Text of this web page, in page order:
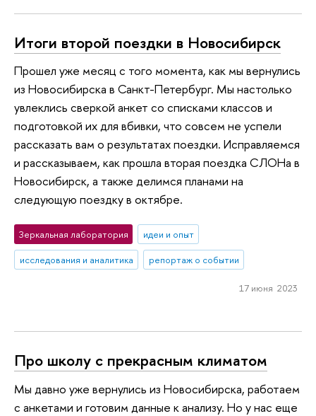
Итоги второй поездки в Новосибирск
Прошел уже месяц с того момента, как мы вернулись
из Новосибирска в Санкт-Петербург. Мы настолько
увлеклись сверкой анкет со списками классов и
подготовкой их для вбивки, что совсем не успели
рассказать вам о результатах поездки. Исправляемся
и рассказываем, как прошла вторая поездка СЛОНа в
Новосибирск, а также делимся планами на
следующую поездку в октябре.
Зеркальная лаборатория
идеи и опыт
исследования и аналитика
репортаж о событии
17 июня 2023
Про школу с прекрасным климатом
Мы давно уже вернулись из Новосибирска, работаем
с анкетами и готовим данные к анализу. Но у нас еще